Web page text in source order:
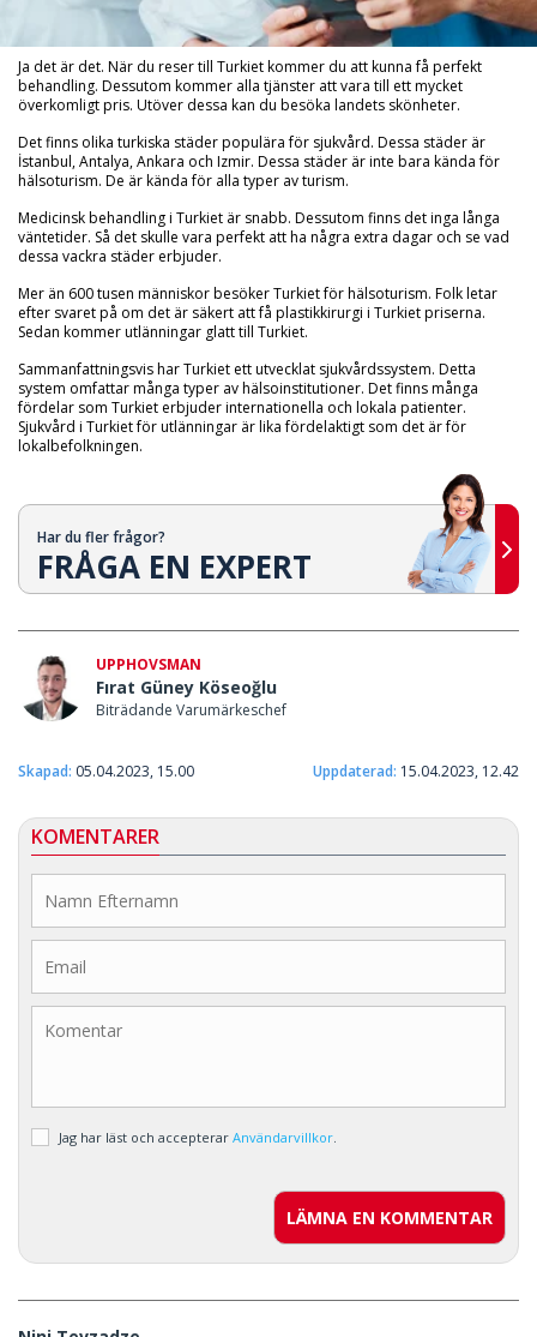
Ja det är det. När du reser till Turkiet kommer du att kunna få perfekt
behandling. Dessutom kommer alla tjänster att vara till ett mycket
överkomligt pris. Utöver dessa kan du besöka landets skönheter.
Det finns olika turkiska städer populära för sjukvård. Dessa städer är
İstanbul, Antalya, Ankara och Izmir. Dessa städer är inte bara kända för
hälsoturism. De är kända för alla typer av turism.
Medicinsk behandling i Turkiet är snabb. Dessutom finns det inga långa
väntetider. Så det skulle vara perfekt att ha några extra dagar och se vad
dessa vackra städer erbjuder.
Mer än 600 tusen människor besöker Turkiet för hälsoturism. Folk letar
efter svaret på om det är säkert att få plastikkirurgi i Turkiet priserna.
Sedan kommer utlänningar glatt till Turkiet.
Sammanfattningsvis har Turkiet ett utvecklat sjukvårdssystem. Detta
system omfattar många typer av hälsoinstitutioner. Det finns många
fördelar som Turkiet erbjuder internationella och lokala patienter.
Sjukvård i Turkiet för utlänningar är lika fördelaktigt som det är för
lokalbefolkningen.
Har du fler frågor?
FRÅGA EN EXPERT
UPPHOVSMAN
Fırat Güney Köseoğlu
Biträdande Varumärkeschef
Skapad: 05.04.2023, 15.00 Uppdaterad: 15.04.2023, 12.42
KOMENTARER
Jag har läst och accepterar Användarvillkor.
LÄMNA EN KOMMENTAR